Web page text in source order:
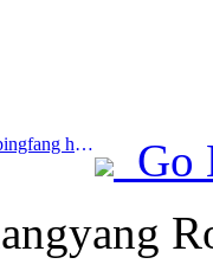
Prev:Il progetto Xi'an Qujiang Taipingfang ha ufficialmente preso il via, con un'area edificabile totale di 137.000 metri quadrati.
Go